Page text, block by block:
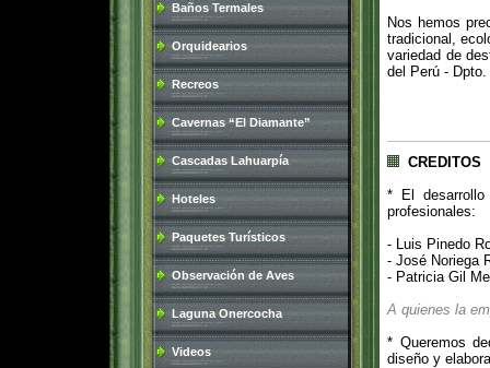
Baños Termales
Orquidearios
Recreos
Cavernas “El Diamante”
Cascadas Lahuarpía
Hoteles
Paquetes Turísticos
Observación de Aves
Laguna Onercocha
Videos
Nos hemos
tradicional,
variedad de
del Perú -
CREDITOS
* El
profesionales:
- Luis Pinedo
- José Noriega
- Patricia Gil
A quienes la
* Queremos
diseño y